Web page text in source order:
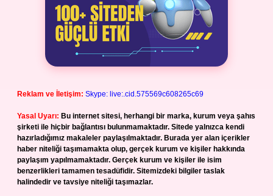
Reklam ve İletişim: Skype: live:.cid.575569c608265c69
Yasal Uyarı: Bu internet sitesi, herhangi bir marka, kurum veya şahıs
şirketi ile hiçbir bağlantısı bulunmamaktadır. Sitede yalnızca kendi
hazırladığımız makaleler paylaşılmaktadır. Burada yer alan içerikler
haber niteliği taşımamakta olup, gerçek kurum ve kişiler hakkında
paylaşım yapılmamaktadır. Gerçek kurum ve kişiler ile isim
benzerlikleri tamamen tesadüfidir. Sitemizdeki bilgiler taslak
halindedir ve tavsiye niteliği taşımazlar.